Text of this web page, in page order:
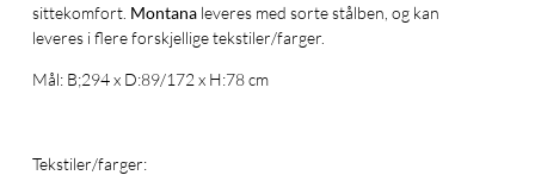
sittekomfort. Montana leveres med sorte stålben, og kan
leveres i flere forskjellige tekstiler/farger.
Mål: B;294 x D:89/172 x H:78 cm
Tekstiler/farger: